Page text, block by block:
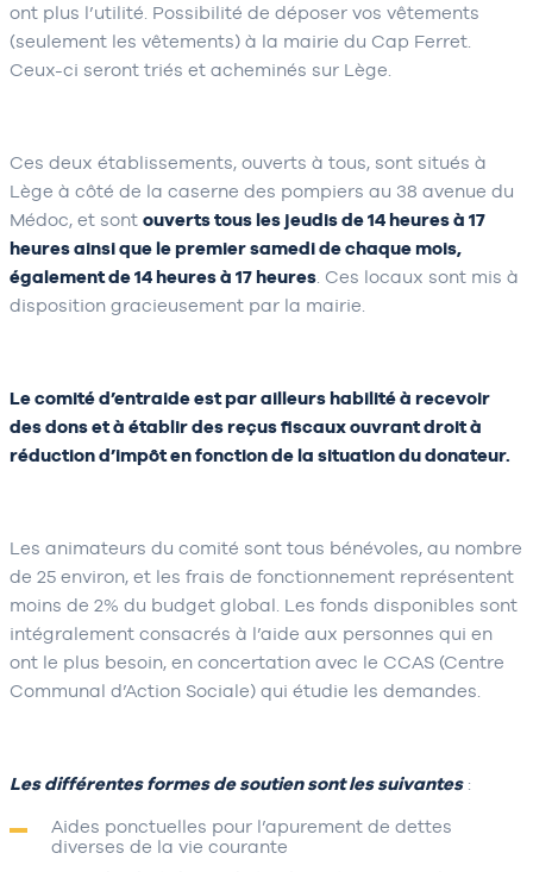
ont plus l’utilité. Possibilité de déposer vos vêtements
(seulement les vêtements) à la mairie du Cap Ferret.
Ceux-ci seront triés et acheminés sur Lège.
Ces deux établissements, ouverts à tous, sont situés à
Lège à côté de la caserne des pompiers au 38 avenue du
Médoc, et sont ouverts tous les jeudis de 14 heures à 17
heures ainsi que le premier samedi de chaque mois,
également de 14 heures à 17 heures . Ces locaux sont mis à
disposition gracieusement par la mairie.
Le comité d’entraide est par ailleurs habilité à recevoir
des dons et à établir des reçus fiscaux ouvrant droit à
réduction d’impôt en fonction de la situation du donateur.
Les animateurs du comité sont tous bénévoles, au nombre
de 25 environ, et les frais de fonctionnement représentent
moins de 2% du budget global. Les fonds disponibles sont
intégralement consacrés à l’aide aux personnes qui en
ont le plus besoin, en concertation avec le CCAS (Centre
Communal d’Action Sociale) qui étudie les demandes.
Les différentes formes de soutien sont les suivantes:
Aides ponctuelles pour l’apurement de dettes
diverses de la vie courante